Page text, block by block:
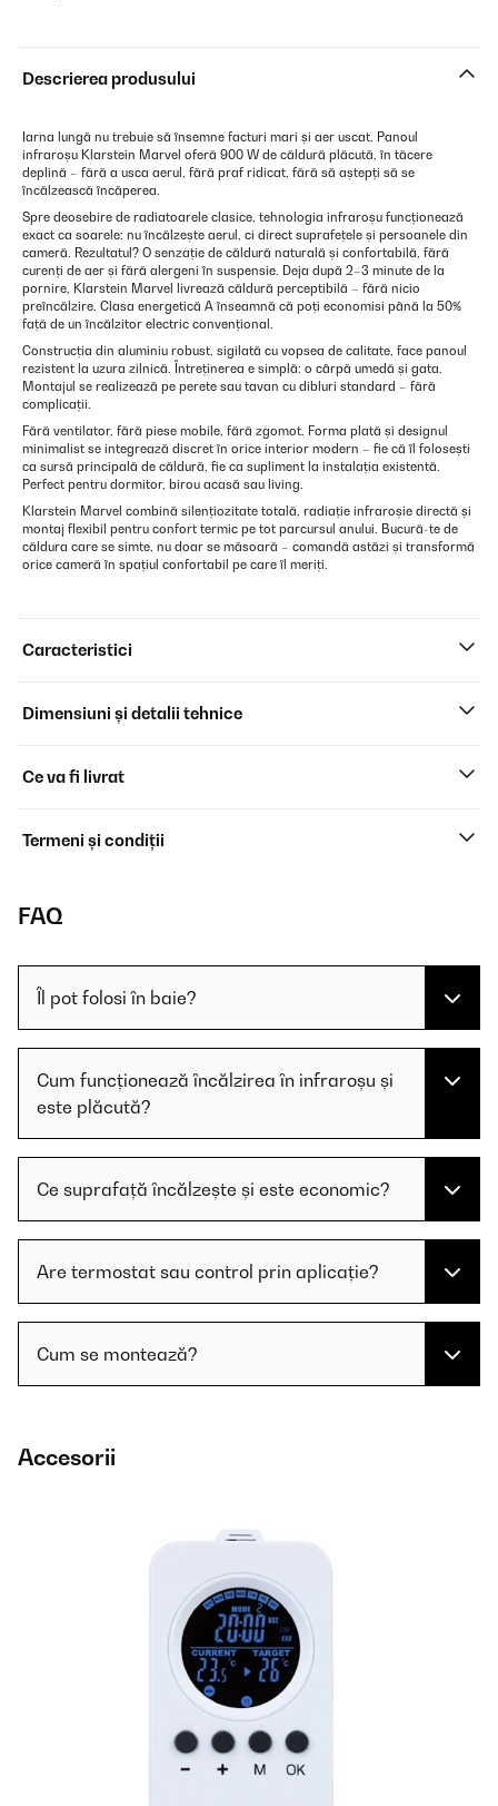
Descrierea produsului
Iarna lungă nu trebuie să însemne facturi mari și aer uscat. Panoul
infraroșu Klarstein Marvel oferă 900 W de căldură plăcută, în tăcere
deplină – fără a usca aerul, fără praf ridicat, fără să aștepți să se
încălzească încăperea.
Spre deosebire de radiatoarele clasice, tehnologia infraroșu funcționează
exact ca soarele: nu încălzește aerul, ci direct suprafețele și persoanele din
cameră. Rezultatul? O senzație de căldură naturală și confortabilă, fără
curenți de aer și fără alergeni în suspensie. Deja după 2–3 minute de la
pornire, Klarstein Marvel livrează căldură perceptibilă – fără nicio
preîncălzire. Clasa energetică A înseamnă că poți economisi până la 50%
față de un încălzitor electric convențional.
Construcția din aluminiu robust, sigilată cu vopsea de calitate, face panoul
rezistent la uzura zilnică. Întreținerea e simplă: o cârpă umedă și gata.
Montajul se realizează pe perete sau tavan cu dibluri standard – fără
complicații.
Fără ventilator, fără piese mobile, fără zgomot. Forma plată și designul
minimalist se integrează discret în orice interior modern – fie că îl folosești
ca sursă principală de căldură, fie ca supliment la instalația existentă.
Perfect pentru dormitor, birou acasă sau living.
Klarstein Marvel combină silențiozitate totală, radiație infraroșie directă și
montaj flexibil pentru confort termic pe tot parcursul anului. Bucură-te de
căldura care se simte, nu doar se măsoară – comandă astăzi și transformă
orice cameră în spațiul confortabil pe care îl meriți.
Caracteristici
Dimensiuni și detalii tehnice
Ce va fi livrat
Termeni și condiții
FAQ
Îl pot folosi în baie?
Cum funcționează încălzirea în infraroșu și
este plăcută?
Ce suprafață încălzește și este economic?
Are termostat sau control prin aplicație?
Cum se montează?
Accesorii